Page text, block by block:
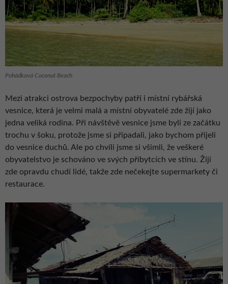
Pohádková Coconut Beach
Mezi atrakci ostrova bezpochyby patří i místní rybářská
vesnice, která je velmi malá a místní obyvatelé zde žijí jako
jedna veliká rodina. Při návštěvě vesnice jsme byli ze začátku
trochu v šoku, protože jsme si připadali, jako bychom přijeli
do vesnice duchů. Ale po chvíli jsme si všimli, že veškeré
obyvatelstvo je schováno ve svých příbytcích ve stínu. Žijí
zde opravdu chudí lidé, takže zde nečekejte supermarkety či
restaurace.